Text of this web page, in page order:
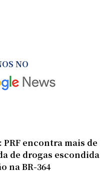
NO
encontra mais de
de drogas escondida
na BR-364